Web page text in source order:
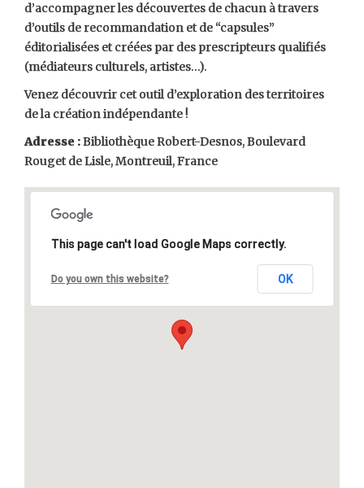
d’accompagner les découvertes de chacun à travers
d’outils de recommandation et de “capsules”
éditorialisées et créées par des prescripteurs qualifiés
(médiateurs culturels, artistes…).
Venez découvrir cet outil d’exploration des territoires
de la création indépendante !
Adresse :Bibliothèque Robert-Desnos, Boulevard
Rouget de Lisle, Montreuil, France
This page can't load Google Maps correctly.
Do you own this website? OK